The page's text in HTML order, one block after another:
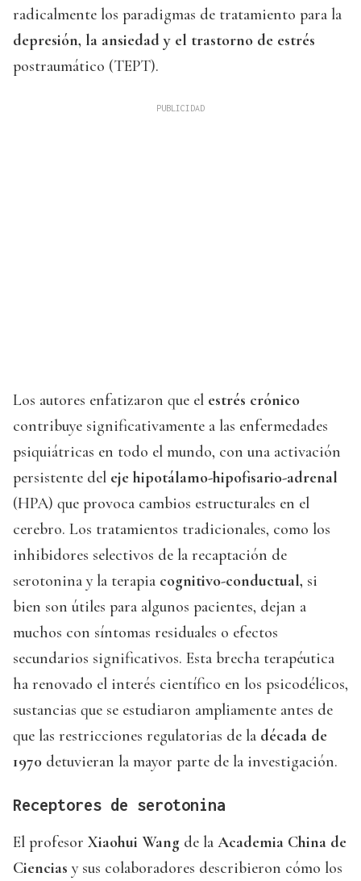
radicalmente los paradigmas de tratamiento para la
depresión, la ansiedad y el trastorno de estrés
postraumático (TEPT).
Los autores enfatizaron que el estrés crónico
contribuye significativamente a las enfermedades
psiquiátricas en todo el mundo, con una activación
persistente del eje hipotálamo-hipofisario-adrenal
(HPA) que provoca cambios estructurales en el
cerebro. Los tratamientos tradicionales, como los
inhibidores selectivos de la recaptación de
serotonina y la terapia cognitivo-conductual, si
bien son útiles para algunos pacientes, dejan a
muchos con síntomas residuales o efectos
secundarios significativos. Esta brecha terapéutica
ha renovado el interés científico en los psicodélicos,
sustancias que se estudiaron ampliamente antes de
que las restricciones regulatorias de la década de
1970 detuvieran la mayor parte de la investigación.
Receptores de serotonina
El profesor Xiaohui Wang de la Academia China de
Ciencias y sus colaboradores describieron cómo los